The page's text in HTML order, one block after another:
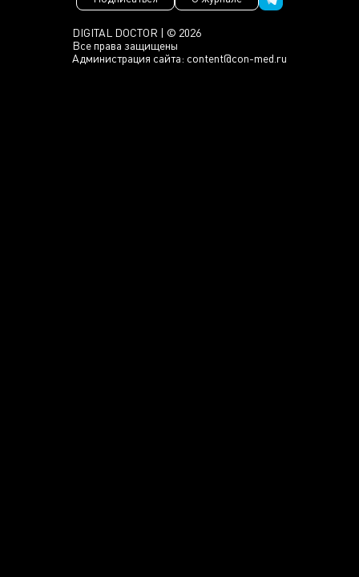
DIGITAL DOCTOR | © 2026
Все права защищены
Администрация сайта: content@con-med.ru